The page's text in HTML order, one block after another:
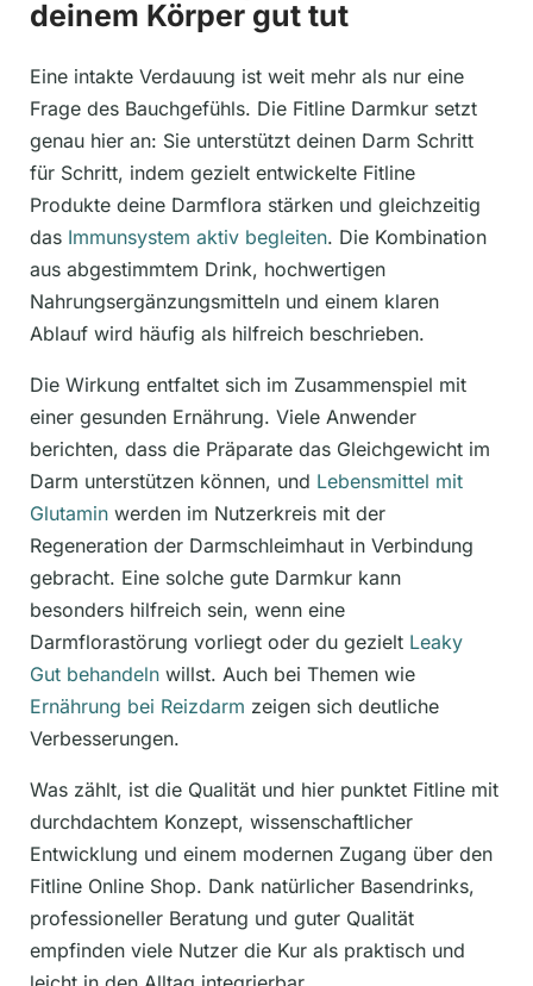
deinem Körper gut tut
Eine intakte Verdauung ist weit mehr als nur eine
Frage des Bauchgefühls. Die Fitline Darmkur setzt
genau hier an: Sie unterstützt deinen Darm Schritt
für Schritt, indem gezielt entwickelte Fitline
Produkte deine Darmflora stärken und gleichzeitig
das Immunsystem aktiv begleiten. Die Kombination
aus abgestimmtem Drink, hochwertigen
Nahrungsergänzungsmitteln und einem klaren
Ablauf wird häufig als hilfreich beschrieben.
Die Wirkung entfaltet sich im Zusammenspiel mit
einer gesunden Ernährung. Viele Anwender
berichten, dass die Präparate das Gleichgewicht im
Darm unterstützen können, und Lebensmittel mit
Glutamin werden im Nutzerkreis mit der
Regeneration der Darmschleimhaut in Verbindung
gebracht. Eine solche gute Darmkur kann
besonders hilfreich sein, wenn eine
Darmflorastörung vorliegt oder du gezielt Leaky
Gut behandeln willst. Auch bei Themen wie
Ernährung bei Reizdarm zeigen sich deutliche
Verbesserungen.
Was zählt, ist die Qualität und hier punktet Fitline mit
durchdachtem Konzept, wissenschaftlicher
Entwicklung und einem modernen Zugang über den
Fitline Online Shop. Dank natürlicher Basendrinks,
professioneller Beratung und guter Qualität
empfinden viele Nutzer die Kur als praktisch und